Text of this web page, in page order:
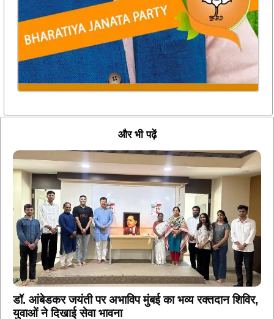
और भी पढ़ें
डॉ. आंबेडकर जयंती पर अभाविप मुंबई का भव्य रक्तदान शिविर,
युवाओं ने दिखाई सेवा भावना